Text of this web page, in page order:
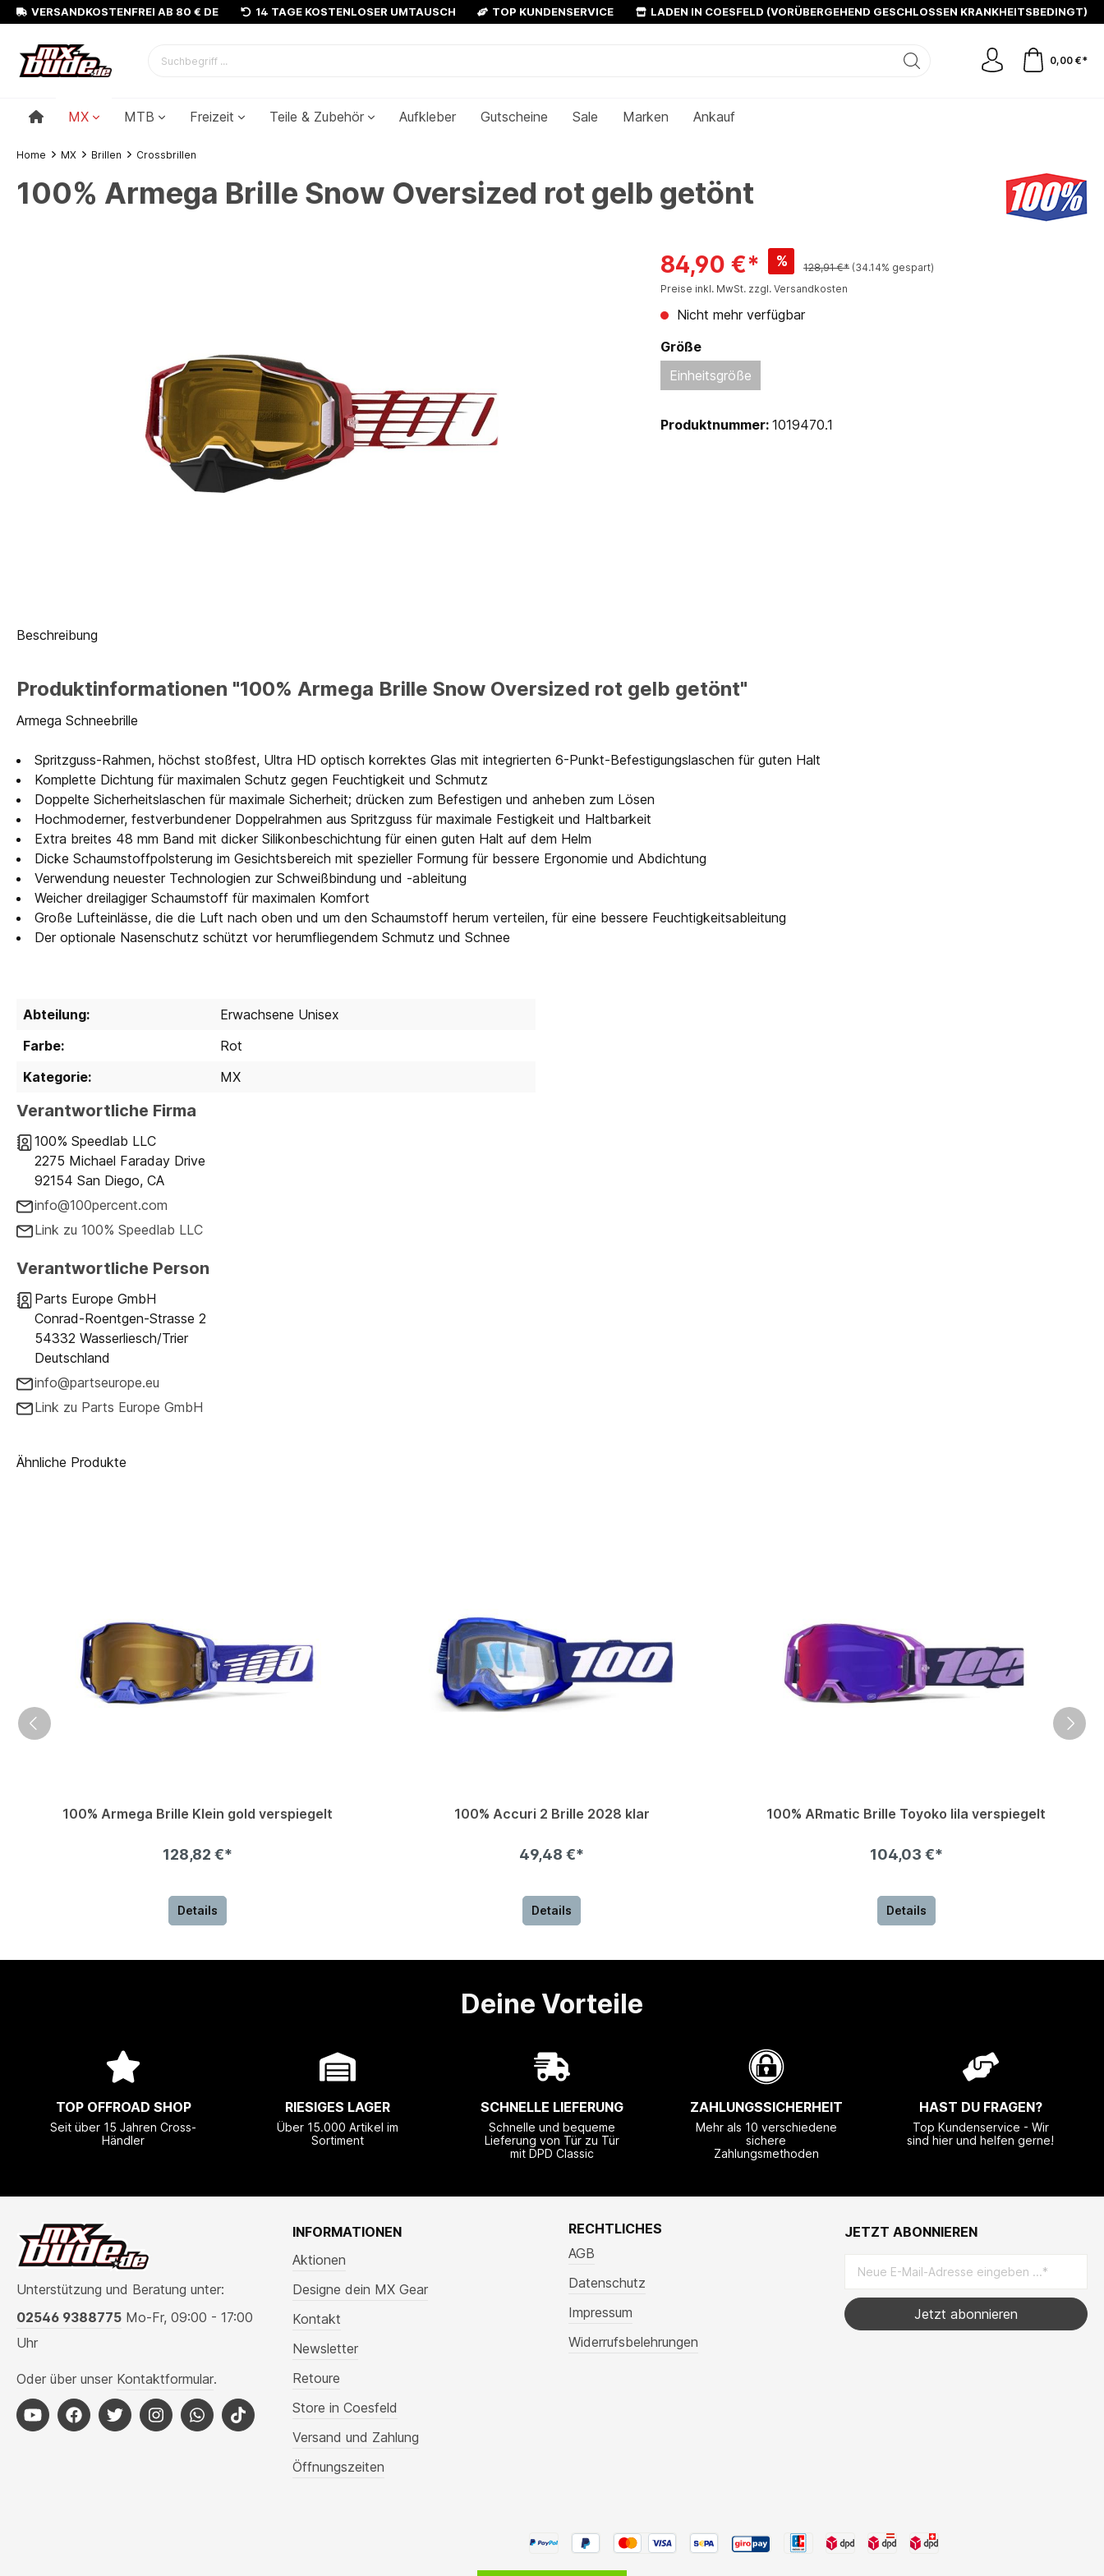
VERSANDKOSTENFREI AB 80 € DE 14 TAGE KOSTENLOSER UMTAUSCH TOP KUNDENSERVICE LADEN IN COESFELD (VORÜBERGEHEND GESCHLOSSEN KRANKHEITSBEDINGT)
0,00 €*
MX MTB Freizeit Teile & Zubehör Aufkleber Gutscheine Sale Marken Ankauf
Home MX Brillen Crossbrillen
100% Armega Brille Snow Oversized rot gelb getönt
84,90 €* % 128,91 €* (34.14% gespart)
Preise inkl. MwSt. zzgl. Versandkosten
Nicht mehr verfügbar
Größe
Einheitsgröße
Produktnummer: 1019470.1
Beschreibung
Produktinformationen "100% Armega Brille Snow Oversized rot gelb getönt"
Armega Schneebrille
Spritzguss-Rahmen, höchst stoßfest, Ultra HD optisch korrektes Glas mit integrierten 6-Punkt-Befestigungslaschen für guten Halt
Komplette Dichtung für maximalen Schutz gegen Feuchtigkeit und Schmutz
Doppelte Sicherheitslaschen für maximale Sicherheit; drücken zum Befestigen und anheben zum Lösen
Hochmoderner, festverbundener Doppelrahmen aus Spritzguss für maximale Festigkeit und Haltbarkeit
Extra breites 48 mm Band mit dicker Silikonbeschichtung für einen guten Halt auf dem Helm
Dicke Schaumstoffpolsterung im Gesichtsbereich mit spezieller Formung für bessere Ergonomie und Abdichtung
Verwendung neuester Technologien zur Schweißbindung und -ableitung
Weicher dreilagiger Schaumstoff für maximalen Komfort
Große Lufteinlässe, die die Luft nach oben und um den Schaumstoff herum verteilen, für eine bessere Feuchtigkeitsableitung
Der optionale Nasenschutz schützt vor herumfliegendem Schmutz und Schnee
Abteilung:
Erwachsene Unisex
Farbe:
Rot
Kategorie:
MX
Verantwortliche Firma
100% Speedlab LLC
2275 Michael Faraday Drive
92154 San Diego, CA
info@100percent.com
Link zu 100% Speedlab LLC
Verantwortliche Person
Parts Europe GmbH
Conrad-Roentgen-Strasse 2
54332 Wasserliesch/Trier
Deutschland
info@partseurope.eu
Link zu Parts Europe GmbH
Ähnliche Produkte
100% Armega Brille Klein gold verspiegelt
128,82 €*
Details
100% Accuri 2 Brille 2028 klar
49,48 €*
Details
100% ARmatic Brille Toyoko lila verspiegelt
104,03 €*
Details
Deine Vorteile
TOP OFFROAD SHOP
Seit über 15 Jahren Cross-
Händler
RIESIGES LAGER
Über 15.000 Artikel im
Sortiment
SCHNELLE LIEFERUNG
Schnelle und bequeme
Lieferung von Tür zu Tür
mit DPD Classic
ZAHLUNGSSICHERHEIT
Mehr als 10 verschiedene
sichere
Zahlungsmethoden
HAST DU FRAGEN?
Top Kundenservice - Wir
sind hier und helfen gerne!
Unterstützung und Beratung unter:
02546 9388775 Mo-Fr, 09:00 - 17:00
Uhr
Oder über unser Kontaktformular.
INFORMATIONEN
Aktionen
Designe dein MX Gear
Kontakt
Newsletter
Retoure
Store in Coesfeld
Versand und Zahlung
Öffnungszeiten
RECHTLICHES
AGB
Datenschutz
Impressum
Widerrufsbelehrungen
JETZT ABONNIEREN
Jetzt abonnieren